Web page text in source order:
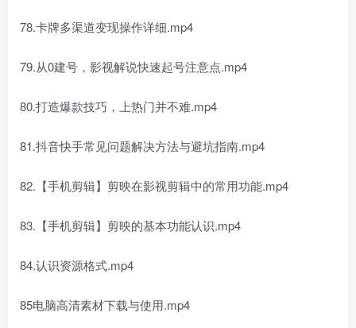
78.卡牌多渠道变现操作详细.mp4
79.从0建号，影视解说快速起号注意点.mp4
80.打造爆款技巧，上热门并不难.mp4
81.抖音快手常见问题解决方法与避坑指南.mp4
82.【手机剪辑】剪映在影视剪辑中的常用功能.mp4
83.【手机剪辑】剪映的基本功能认识.mp4
84.认识资源格式.mp4
85电脑高清素材下载与使用.mp4